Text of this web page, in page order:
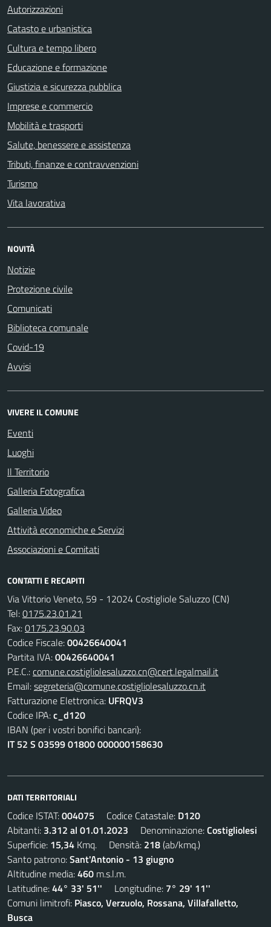
Autorizzazioni
Catasto e urbanistica
Cultura e tempo libero
Educazione e formazione
Giustizia e sicurezza pubblica
Imprese e commercio
Mobilità e trasporti
Salute, benessere e assistenza
Tributi, finanze e contravvenzioni
Turismo
Vita lavorativa
NOVITÀ
Notizie
Protezione civile
Comunicati
Biblioteca comunale
Covid-19
Avvisi
VIVERE IL COMUNE
Eventi
Luoghi
Il Territorio
Galleria Fotografica
Galleria Video
Attività economiche e Servizi
Associazioni e Comitati
CONTATTI E RECAPITI
Via Vittorio Veneto, 59 - 12024 Costigliole Saluzzo (CN)
Tel:0175.23.01.21
Fax:0175.23.90.03
Codice Fiscale:00426640041
Partita IVA:00426640041
P.E.C.:comune.costigliolesaluzzo.cn@cert.legalmail.it
Email:segreteria@comune.costigliolesaluzzo.cn.it
Fatturazione Elettronica: UFRQV3
Codice IPA:c_d120
IBAN (per i vostri bonifici bancari):
IT 52 S 03599 01800 000000158630
DATI TERRITORIALI
Codice ISTAT:004075 Codice Catastale: D120
Abitanti: 3.312 al 01.01.2023 Denominazione:Costigliolesi
Superficie: 15,34 Kmq. Densità: 218(ab/kmq.)
Santo patrono:Sant'Antonio - 13 giugno
Altitudine media:460 m.s.l.m.
Latitudine:44° 33' 51'' Longitudine: 7° 29' 11''
Comuni limitrofi: Piasco, Verzuolo, Rossana, Villafalletto,
Busca